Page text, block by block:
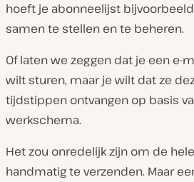
hoeft je abonneelijst
samen te stellen en te beheren.
Of laten we zeggen dat je een e-
wilt sturen, maar je wilt dat ze
tijdstippen ontvangen op basis
werkschema.
Het zou onredelijk zijn om de
handmatig te verzenden. Maar